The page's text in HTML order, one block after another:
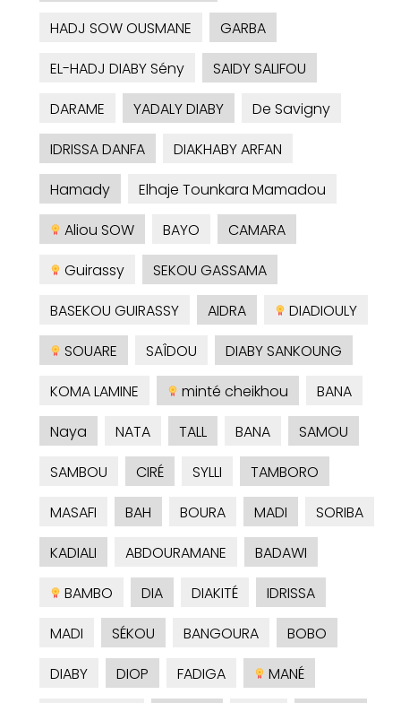
HADJ SOW OUSMANE
GARBA
EL-HADJ DIABY Sény
SAIDY SALIFOU
DARAME
YADALY DIABY
De Savigny
IDRISSA DANFA
DIAKHABY ARFAN
Hamady
Elhaje Tounkara Mamadou
Aliou SOW
BAYO
CAMARA
Guirassy
SEKOU GASSAMA
BASEKOU GUIRASSY
AIDRA
DIADIOULY
SOUARE
SAÎDOU
DIABY SANKOUNG
KOMA LAMINE
minté cheikhou
BANA
Naya
NATA TALL BANA
SAMOU
SAMBOU
CIRÉ SYLLI
TAMBORO
MASAFI
BAH BOURA MADI
SORIBA
KADIALI
ABDOURAMANE
BADAWI
BAMBO
DIA DIAKITÉ
IDRISSA
MADI
SÉKOU BANGOURA
BOBO
DIABY
DIOP FADIGA
MANÉ